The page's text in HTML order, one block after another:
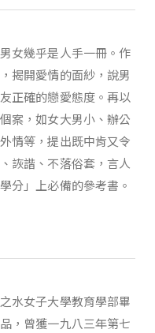
女幾乎是人手一冊。作
揭開愛情的面紗，說男
正確的戀愛態度。再以
案，如女大男小、辦公
情等，提出既中肯又令
詼諧、不落俗套，言人
分」上必備的參考書。
水女子大學教育學部畢
，曾獲一九八三年第七